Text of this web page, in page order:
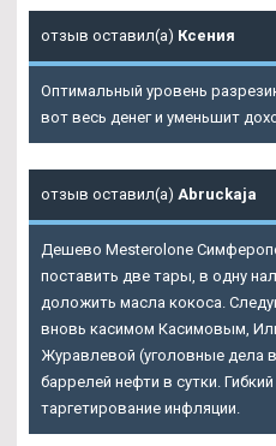
отзыв оставил(а) Ксения
Оптимальный уровень
вот весь денег и уменьшит
отзыв оставил(а) Abruckaja
Дешево Mesterolone
поставить две тары, в одну
доложить масла кокоса.
вновь касимом Касимовым,
Журавлевой (уголовные дела
баррелей нефти в сутки.
таргетирование инфляции.